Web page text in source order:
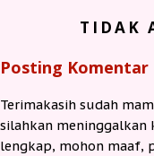
TIDAK
Posting Komentar
Terimakasih sudah
silahkan meninggalkan
lengkap, mohon maaf,